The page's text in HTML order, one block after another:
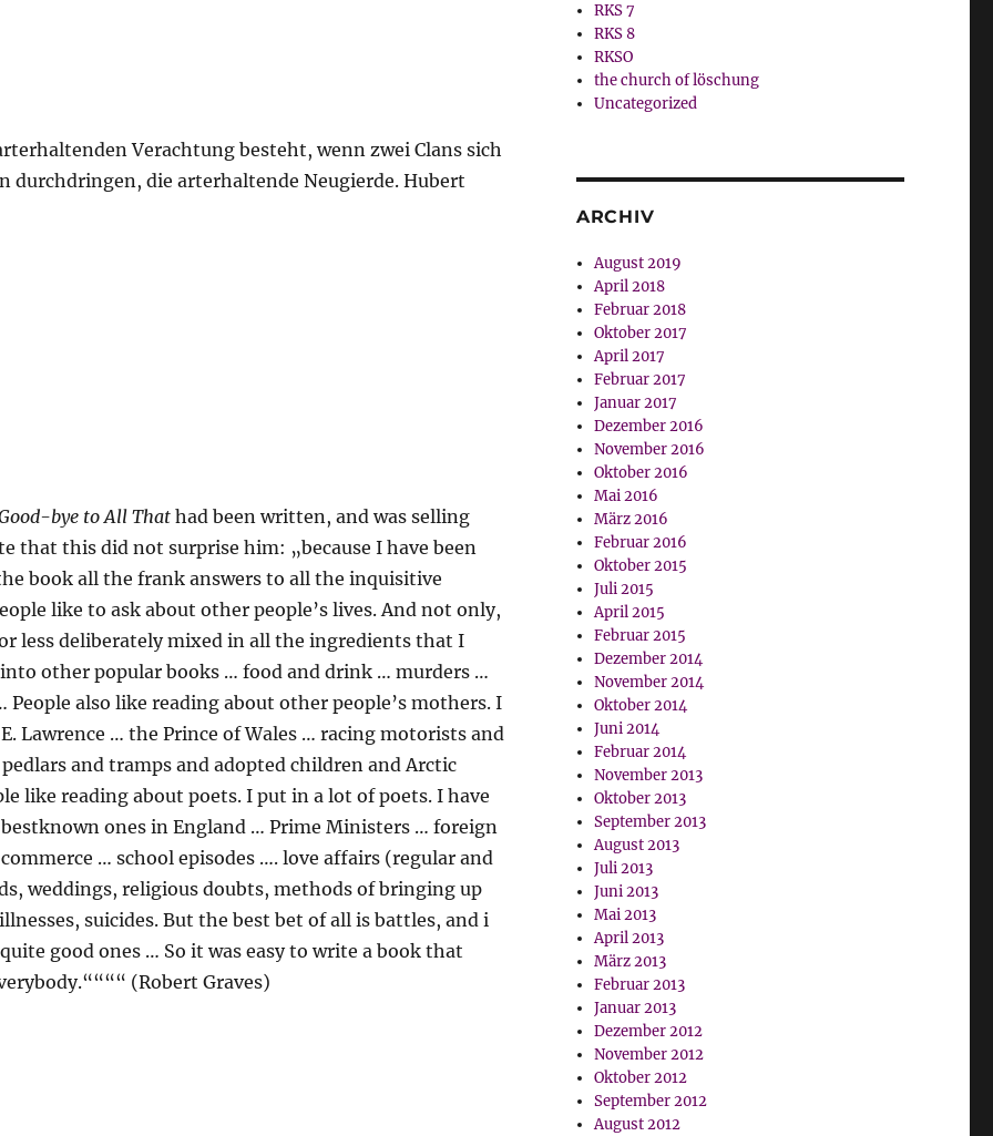
Verachtung besteht, wenn zwei Clans sich
durchdringen, die arterhaltende Neugierde. Hubert
bye to All Thathad been written, and was selling
that this did not surprise him: „because I have been
book all the frank answers to all the inquisitive
like to ask about other people’s lives. And not only,
less deliberately mixed in all the ingredients that I
other popular books … food and drink … murders …
People also like reading about other people’s mothers. I
Lawrence … the Prince of Wales … racing motorists and
and tramps and adopted children and Arctic
like reading about poets. I put in a lot of poets. I have
ones in England … Prime Ministers … foreign
… school episodes …. love affairs (regular and
weddings, religious doubts, methods of bringing up
suicides. But the best bet of all is battles, and i
good ones … So it was easy to write a book that
(Robert Graves)
RKS 7
RKS 8
RKSO
the church of löschung
Uncategorized
ARCHIV
August 2019
April 2018
Februar 2018
Oktober 2017
April 2017
Februar 2017
Januar 2017
Dezember 2016
November 2016
Oktober 2016
Mai 2016
März 2016
Februar 2016
Oktober 2015
Juli 2015
April 2015
Februar 2015
Dezember 2014
November 2014
Oktober 2014
Juni 2014
Februar 2014
November 2013
Oktober 2013
September 2013
August 2013
Juli 2013
Juni 2013
Mai 2013
April 2013
März 2013
Februar 2013
Januar 2013
Dezember 2012
November 2012
Oktober 2012
September 2012
August 2012